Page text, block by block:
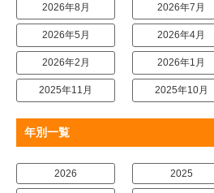
2026年8月 2026年7月
2026年5月 2026年4月
2026年2月 2026年1月
2025年11月 2025年10月
年別一覧
2026 2025